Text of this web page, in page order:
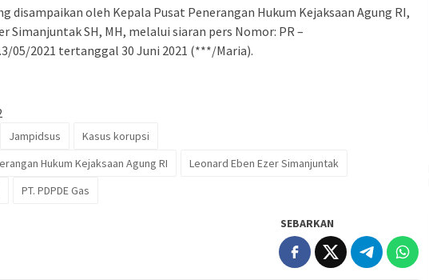
disampaikan oleh Kepala Pusat Penerangan Hukum Kejaksaan Agung RI,
Simanjuntak SH, MH, melalui siaran pers Nomor: PR –
05/2021 tertanggal 30 Juni 2021 (***/Maria).
Jampidsus
Kasus korupsi
Hukum Kejaksaan Agung RI
Leonard Eben Ezer Simanjuntak
PT. PDPDE Gas
SEBARKAN